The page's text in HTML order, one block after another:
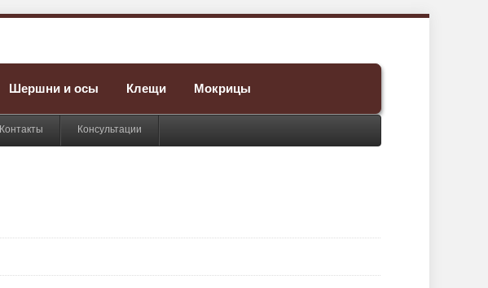
Шершни и осы Клещи Мокрицы
Контакты Консультации